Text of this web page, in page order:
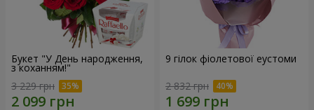
Букет "У День народження,
з коханням!"
3 229 грн
9 гілок фіолетової еустоми
2 832 грн